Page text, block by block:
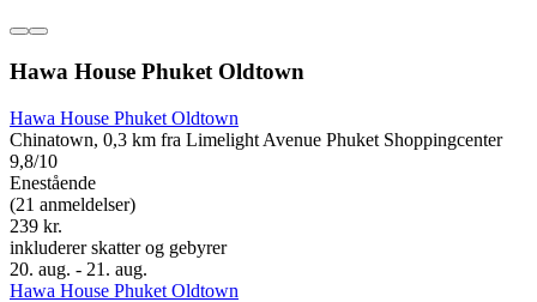
Hawa House Phuket Oldtown
Hawa House Phuket Oldtown
Chinatown, 0,3 km fra Limelight Avenue Phuket Shoppingcenter
9,8/10
Enestående
(21 anmeldelser)
239 kr.
inkluderer skatter og gebyrer
20. aug. - 21. aug.
Hawa House Phuket Oldtown